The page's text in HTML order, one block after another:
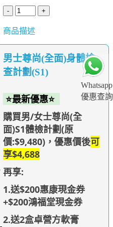
Whatsapp
優惠查詢
商品描述
男士尊尚(全面)身體檢
查計劃(S1)
⭐最新優惠⭐
購買男/女士尊尚(全
面)S1體檢計劃(原
價:$9,480)，優惠價後可
享$4,688
再享:
1.送$200惠康現金券
+$200鴻福堂現金券
2.送2盒卓營方軟膏